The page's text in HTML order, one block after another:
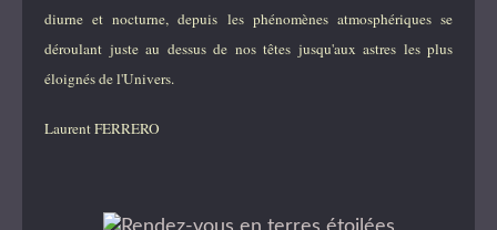
diurne et nocturne, depuis les phénomènes atmosphériques se
déroulant juste au dessus de nos têtes jusqu'aux astres les plus
éloignés de l'Univers.
Laurent FERRERO